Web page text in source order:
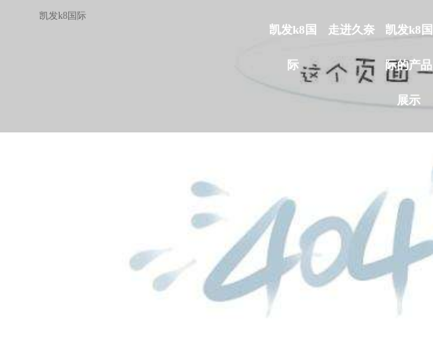
凯发k8国际
凯发k8国
际
走进久奈 凯发k8国
际的产品
展示